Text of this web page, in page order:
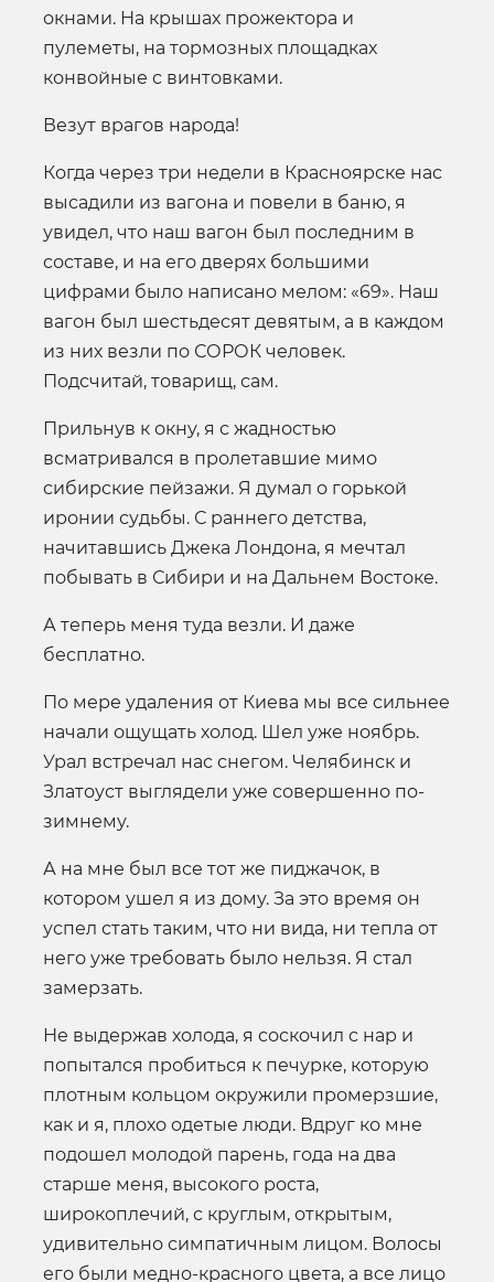
окнами. На крышах прожектора и
пулеметы, на тормозных площадках
конвойные с винтовками.
Везут врагов народа!
Когда через три недели в Красноярске нас
высадили из вагона и повели в баню, я
увидел, что наш вагон был последним в
составе, и на его дверях большими
цифрами было написано мелом: «69». Наш
вагон был шестьдесят девятым, а в каждом
из них везли по СОРОК человек.
Подсчитай, товарищ, сам.
Прильнув к окну, я с жадностью
всматривался в пролетавшие мимо
сибирские пейзажи. Я думал о горькой
иронии судьбы. С раннего детства,
начитавшись Джека Лондона, я мечтал
побывать в Сибири и на Дальнем Востоке.
А теперь меня туда везли. И даже
бесплатно.
По мере удаления от Киева мы все сильнее
начали ощущать холод. Шел уже ноябрь.
Урал встречал нас снегом. Челябинск и
Златоуст выглядели уже совершенно по-
зимнему.
А на мне был все тот же пиджачок, в
котором ушел я из дому. За это время он
успел стать таким, что ни вида, ни тепла от
него уже требовать было нельзя. Я стал
замерзать.
Не выдержав холода, я соскочил с нар и
попытался пробиться к печурке, которую
плотным кольцом окружили промерзшие,
как и я, плохо одетые люди. Вдруг ко мне
подошел молодой парень, года на два
старше меня, высокого роста,
широкоплечий, с круглым, открытым,
удивительно симпатичным лицом. Волосы
его были медно-красного цвета, а все лицо